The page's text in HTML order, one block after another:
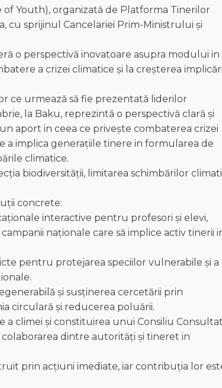
of Youth), organizată de Platforma Tinerilor
cu sprijinul Cancelariei Prim-Ministrului și
o perspectivă inovatoare asupra modului in
a crizei climatice și la creșterea
ce urmează să fie prezentată liderilor
la Baku, reprezintă o perspectivă clară și
aport in ceea ce privește combaterea crizei
a implica generațiile tinere in formularea de
climatice.
biodiversității, limitarea schimbărilor
concrete:
interactive pentru profesori și elevi,
naționale care să implice activ tinerii
pentru protejarea speciilor vulnerabile și a
și susținerea cercetării prin
circulară și reducerea poluării.
a climei și constituirea unui Consiliu
dintre autorități și tineret in
prin acțiuni imediate, iar contribuția lor